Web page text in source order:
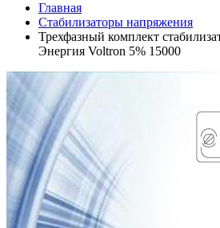
Главная
Стабилизаторы напряжения
Трехфазный комплект
Энергия Voltron 5% 15000